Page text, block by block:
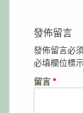
發佈留言
發佈留言必
必填欄位標
留言 *